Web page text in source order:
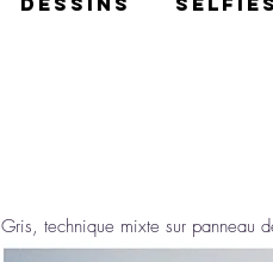
Gris, technique mixte sur